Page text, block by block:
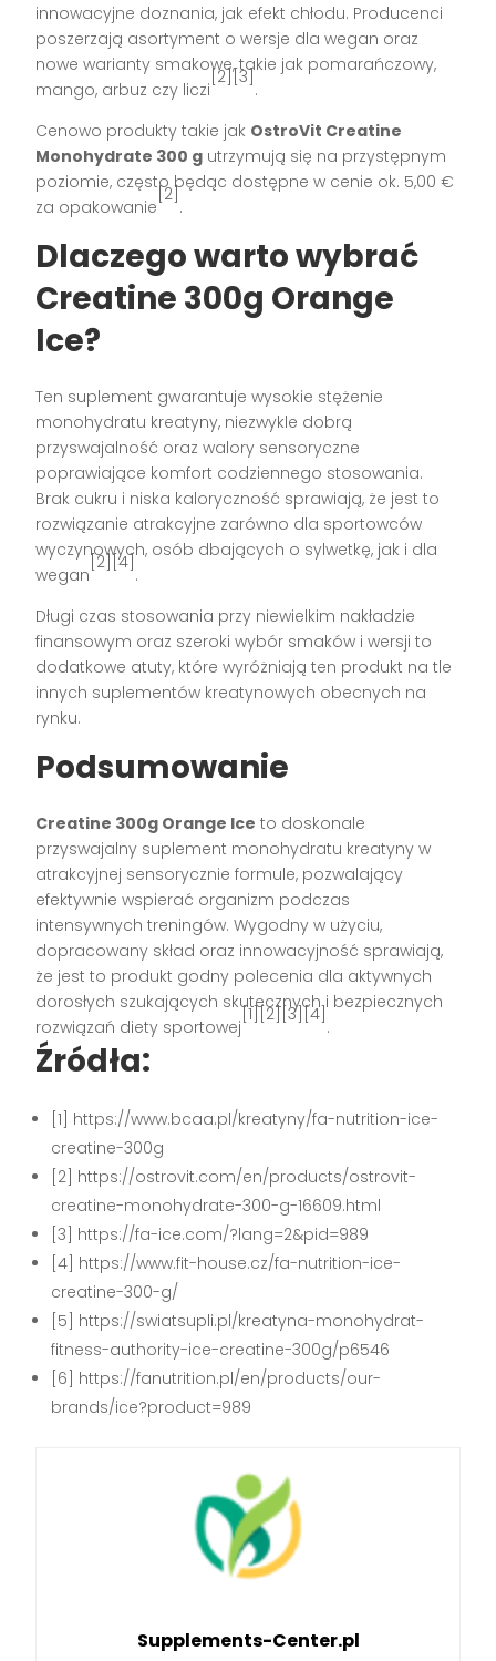
innowacyjne doznania, jak efekt chłodu. Producenci
poszerzają asortyment o wersje dla wegan oraz
nowe warianty smakowe, takie jak pomarańczowy,
mango, arbuz czy liczi
[2][3]
.
Cenowo produkty takie jak OstroVit Creatine
Monohydrate 300 g utrzymują się na przystępnym
poziomie, często będąc dostępne w cenie ok. 5,00 €
za opakowanie
[2]
.
Dlaczego warto wybrać
Creatine 300g Orange
Ice?
Ten suplement gwarantuje wysokie stężenie
monohydratu kreatyny, niezwykle dobrą
przyswajalność oraz walory sensoryczne
poprawiające komfort codziennego stosowania.
Brak cukru i niska kaloryczność sprawiają, że jest to
rozwiązanie atrakcyjne zarówno dla sportowców
wyczynowych, osób dbających o sylwetkę, jak i dla
wegan
[2][4]
.
Długi czas stosowania przy niewielkim nakładzie
finansowym oraz szeroki wybór smaków i wersji to
dodatkowe atuty, które wyróżniają ten produkt na tle
innych suplementów kreatynowych obecnych na
rynku.
Podsumowanie
Creatine 300g Orange Ice to doskonale
przyswajalny suplement monohydratu kreatyny w
atrakcyjnej sensorycznie formule, pozwalający
efektywnie wspierać organizm podczas
intensywnych treningów. Wygodny w użyciu,
dopracowany skład oraz innowacyjność sprawiają,
że jest to produkt godny polecenia dla aktywnych
dorosłych szukających skutecznych i bezpiecznych
rozwiązań diety sportowej
[1][2][3][4]
.
Źródła:
[1] https://www.bcaa.pl/kreatyny/fa-nutrition-ice-
creatine-300g
[2] https://ostrovit.com/en/products/ostrovit-
creatine-monohydrate-300-g-16609.html
[3] https://fa-ice.com/?lang=2&pid=989
[4] https://www.fit-house.cz/fa-nutrition-ice-
creatine-300-g/
[5] https://swiatsupli.pl/kreatyna-monohydrat-
fitness-authority-ice-creatine-300g/p6546
[6] https://fanutrition.pl/en/products/our-
brands/ice?product=989
Supplements-Center.pl